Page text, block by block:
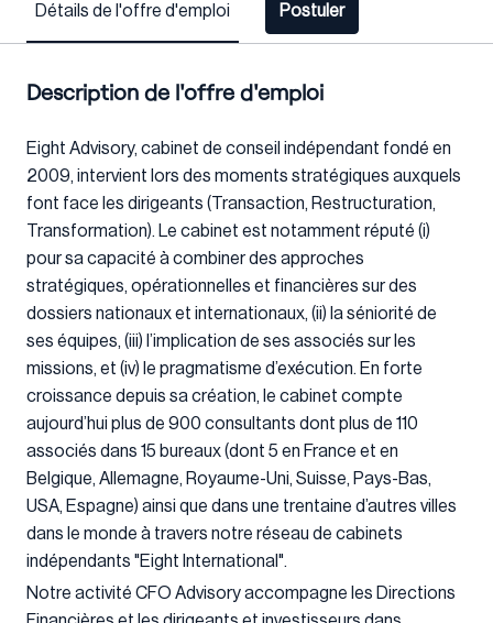
Détails de l'offre d'emploi Postuler
Description de l'offre d'emploi
Eight Advisory, cabinet de conseil indépendant fondé en
2009, intervient lors des moments stratégiques auxquels
font face les dirigeants (Transaction, Restructuration,
Transformation). Le cabinet est notamment réputé (i)
pour sa capacité à combiner des approches
stratégiques, opérationnelles et financières sur des
dossiers nationaux et internationaux, (ii) la séniorité de
ses équipes, (iii) l’implication de ses associés sur les
missions, et (iv) le pragmatisme d’exécution. En forte
croissance depuis sa création, le cabinet compte
aujourd’hui plus de 900 consultants dont plus de 110
associés dans 15 bureaux (dont 5 en France et en
Belgique, Allemagne, Royaume-Uni, Suisse, Pays-Bas,
USA, Espagne) ainsi que dans une trentaine d’autres villes
dans le monde à travers notre réseau de cabinets
indépendants "Eight International".
Notre activité CFO Advisory accompagne les Directions